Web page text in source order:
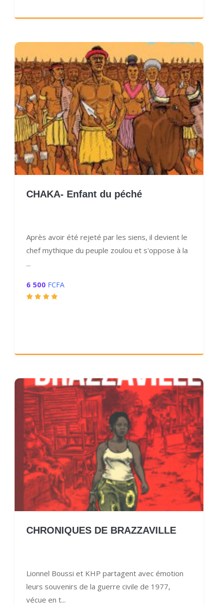
CHAKA- Enfant du péché
Après avoir été rejeté par les siens, il devient le
chef mythique du peuple zoulou et s'oppose à la
...
6 500 FCFA
CHRONIQUES DE BRAZZAVILLE
Lionnel Boussi et KHP partagent avec émotion
leurs souvenirs de la guerre civile de 1977,
vécue en t...